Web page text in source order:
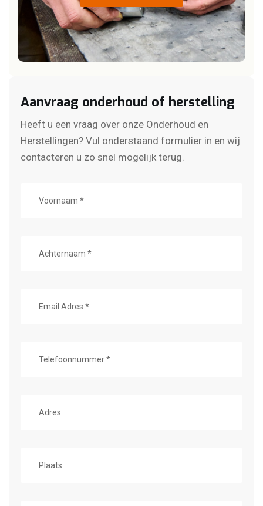
Contacteer Ons
Aanvraag onderhoud of herstelling
Heeft u een vraag over onze Onderhoud en
Herstellingen? Vul onderstaand formulier in en wij
contacteren u zo snel mogelijk terug.